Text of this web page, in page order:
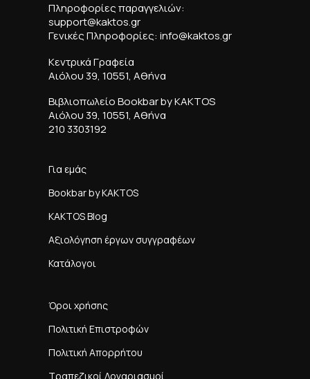
Πληροφορίες παραγγελιών:
support@kaktos.gr
Γενικές Πληροφορίες: info@kaktos.gr
Κεντρικά Γραφεία
Αιόλου 39, 10551, Αθήνα
Βιβλιοπωλείο Bookbar by KAKTOS
Αιόλου 39, 10551, Αθήνα
210 3303192
Για εμάς
Bookbar by KAKTOS
KAKTOS Blog
Αξιολόγηση έργων συγγραφέων
Κατάλογοι
Όροι χρήσης
Πολιτική Επιστροφών
Πολιτική Απορρήτου
Τραπεζικοί Λογαριασμοί